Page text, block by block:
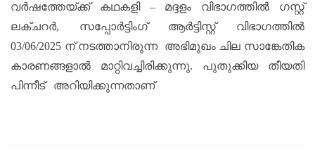
വർഷത്തേയ്ക്ക് കഥകളി – മദ്ദളം വിഭാഗത്തിൽ ഗസ്റ്റ്
ലക്‌ചറർ, സപ്പോർട്ടിംഗ് ആർട്ടിസ്റ്റ് വിഭാഗത്തിൽ
03/06/2025 ന് നടത്താനിരുന്ന അഭിമുഖം ചില സാങ്കേതിക
കാരണങ്ങളാൽ മാറ്റിവച്ചിരിക്കുന്നു. പുതുക്കിയ തീയതി
പിന്നീട് അറിയിക്കുന്നതാണ്